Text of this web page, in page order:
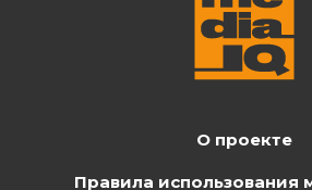
О проекте
Правила использования